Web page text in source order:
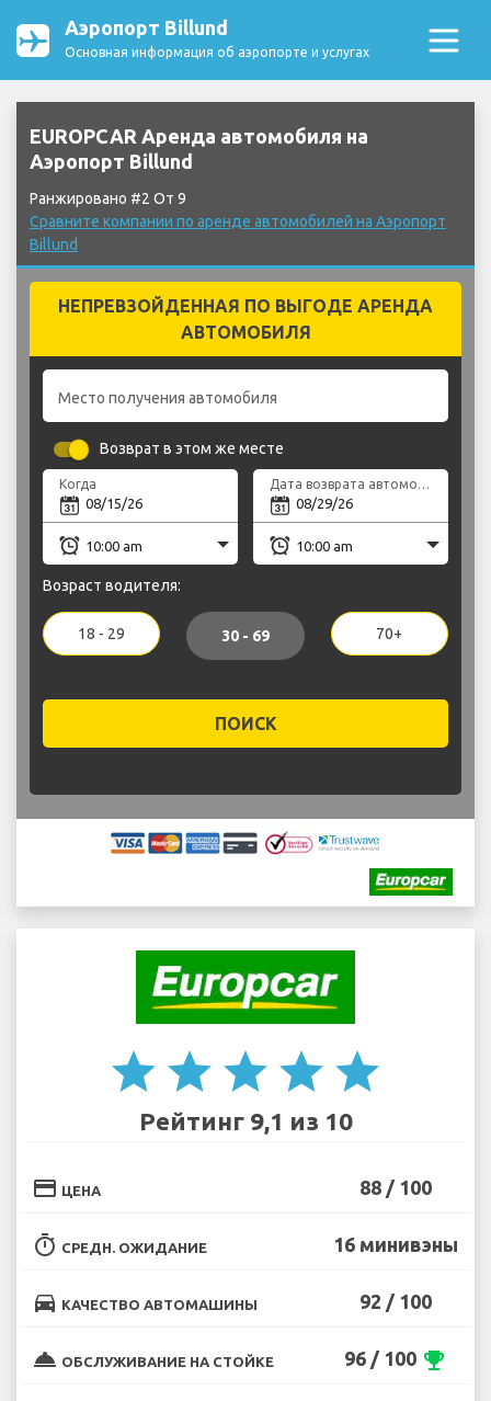
Аэропорт Billund
Основная информация об аэропорте и услугах
EUROPCAR Аренда автомобиля на
Аэропорт Billund
Ранжировано #2 От 9
Сравните компании по аренде автомобилей на Аэропорт
Billund
НЕПРЕВЗОЙДЕННАЯ ПО ВЫГОДЕ АРЕНДА
АВТОМОБИЛЯ
Место получения автомобиля
Возврат в этом же месте
Когда Дата возврата автомобиля
Возраст водителя:
18 - 29 30 - 69 70+
ПОИСК
star star star star star
Рейтинг 9,1 из 10
credit_card ЦЕНА 88 / 100
timer СРЕДН. ОЖИДАНИЕ 16 минивэны
directions_car КАЧЕСТВО АВТОМАШИНЫ 92 / 100
room_service ОБСЛУЖИВАНИЕ НА СТОЙКЕ 96 / 100 emoji_events